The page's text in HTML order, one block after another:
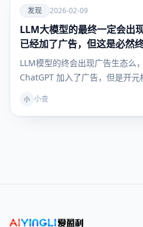
爱
发现
发现 2026-02-09
LLM大模型的最终一定会出
已经加了广告，但这是必然
LLM模型的终会出现广告生态么
ChatGPT 加入了广告，但是开
小 小查